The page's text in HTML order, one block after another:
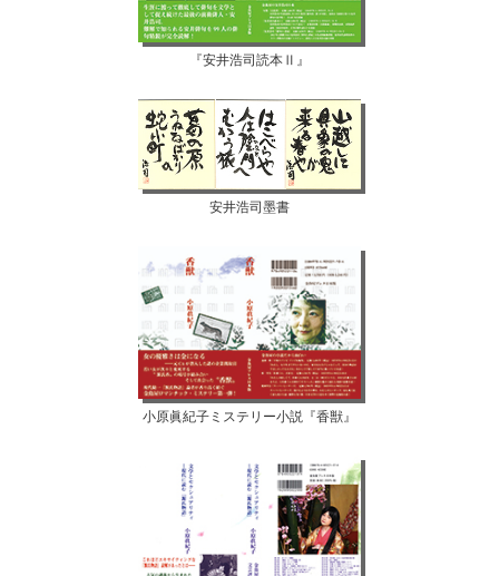
『安井浩司読本Ⅱ』
安井浩司墨書
小原眞紀子ミステリー小説『香獣』